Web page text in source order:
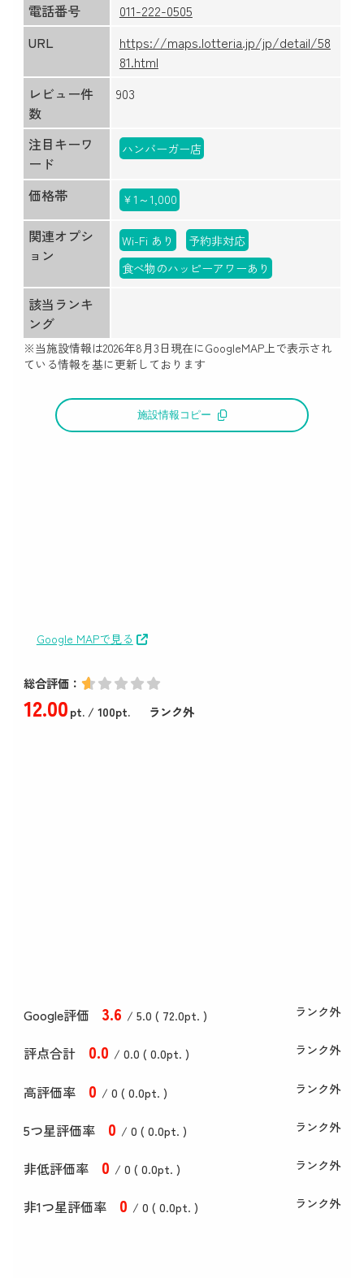
電話番号
011-222-0505
URL
https://maps.lotteria.jp/jp/detail/58
81.html
レビュー件
数
903
注目キーワ
ード
ハンバーガー店
価格帯 ￥1～1,000
関連オプシ
ョン
Wi-Fi あり
予約非対応
食べ物のハッピーアワーあり
該当ランキ
ング
※当施設情報は2026年8月3日現在にGoogleMAP上で表示され
ている情報を基に更新しております
施設情報コピー
Google MAPで見る
総合評価：
12.00pt./ 100pt. ランク外
Google評価 3.6 / 5.0 ( 72.0pt. ) ランク外
評点合計 0.0 / 0.0 ( 0.0pt. ) ランク外
高評価率 0 / 0 ( 0.0pt. ) ランク外
5つ星評価率 0 / 0 ( 0.0pt. ) ランク外
非低評価率 0 / 0 ( 0.0pt. ) ランク外
非1つ星評価率 0 / 0 ( 0.0pt. ) ランク外